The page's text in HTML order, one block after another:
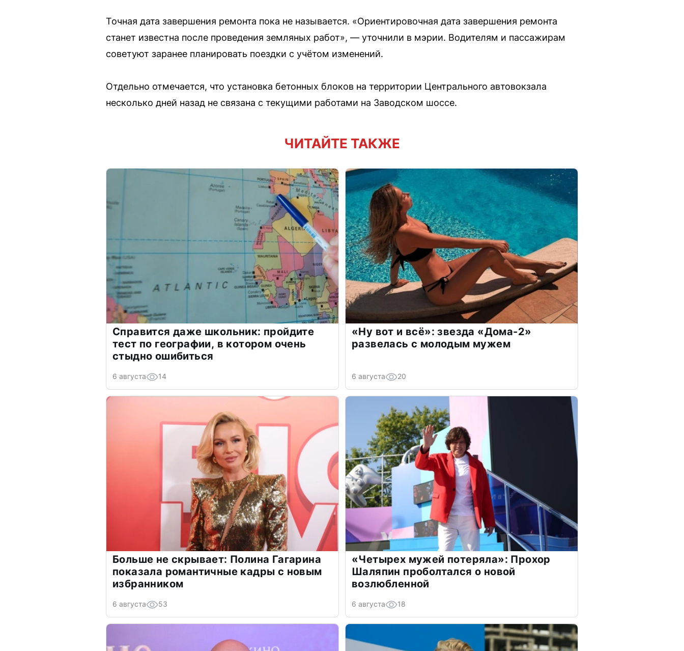
Точная дата завершения ремонта пока не называется. «Ориентировочная дата завершения ремонта
станет известна после проведения земляных работ», — уточнили в мэрии. Водителям и пассажирам
советуют заранее планировать поездки с учётом изменений.
Отдельно отмечается, что установка бетонных блоков на территории Центрального автовокзала
несколько дней назад не связана с текущими работами на Заводском шоссе.
ЧИТАЙТЕ ТАКЖЕ
Справится даже школьник: пройдите
тест по географии, в котором очень
стыдно ошибиться
6 августа 14
«Ну вот и всё»: звезда «Дома-2»
развелась с молодым мужем
6 августа 20
Больше не скрывает: Полина Гагарина
показала романтичные кадры с новым
избранником
6 августа 53
«Четырех мужей потеряла»: Прохор
Шаляпин проболтался о новой
возлюбленной
6 августа 18